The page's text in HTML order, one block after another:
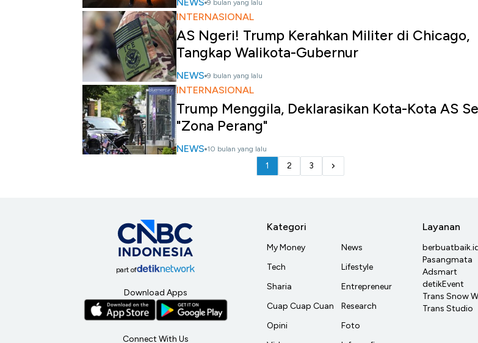
9 bulan yang lalu
INTERNASIONAL
AS Ngeri! Trump Kerahkan Militer di Chicago,
Tangkap Walikota-Gubernur
NEWS 9 bulan yang lalu
INTERNASIONAL
Trump Menggila, Deklarasikan Kota-Kota AS
"Zona Perang"
NEWS 10 bulan yang lalu
1 2 3
part of
Download Apps
Connect With Us
Kategori
My Money
Tech
Sharia
Cuap Cuap Cuan
Opini
News
Lifestyle
Entrepreneur
Research
Foto
Layanan
Pasangmata
Adsmart
detikEvent
Trans Snow
Trans Studio